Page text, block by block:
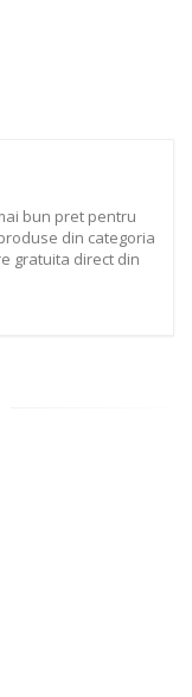
bun pret pentru
din categoria
gratuita direct din